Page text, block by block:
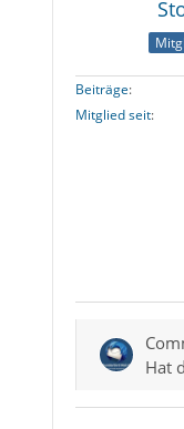
Beiträge
Mitglied seit
Hat